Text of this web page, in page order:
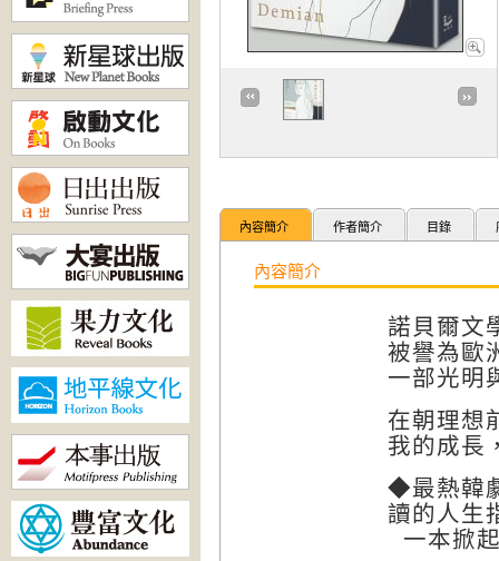
內容簡介 作者簡介 目錄
內容簡介
諾貝爾文
被譽為歐
一部光明
在朝理想
我的成長
◆最熱韓
讀的人生
一本掀